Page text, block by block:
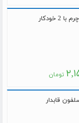
خودکار
تومان